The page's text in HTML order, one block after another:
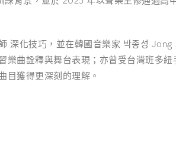
深化技巧，並在韓國音樂家 박종성
樂曲詮釋與舞台表現；亦曾受台灣班多紐
目獲得更深刻的理解。